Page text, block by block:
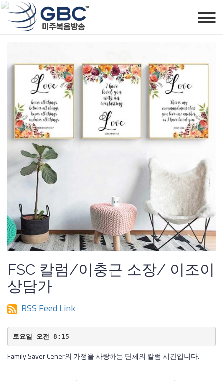
FSC 칼럼/이충근 소장/ 이조이
상담가
RSS Feed Link
토요일 오전 8:15
Family Saver Cener의 가정을 사랑하는 단체의 칼럼 시간입니다.